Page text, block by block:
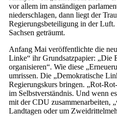
vor allem im anständigen
niederschlagen, dann liegt der
Regierungsbeteiligung in der
Sachsen geträumt.
Anfang Mai veröffentlichte die
Linke“ ihr Grundsatzpapier: „Die
organisieren“. Wie diese
umrissen. Die „Demokratische
Regierungskurs bringen. „Rot-
im Selbstverständnis. Und wenn
mit der CDU zusammenarbeiten,
Landtagen oder um